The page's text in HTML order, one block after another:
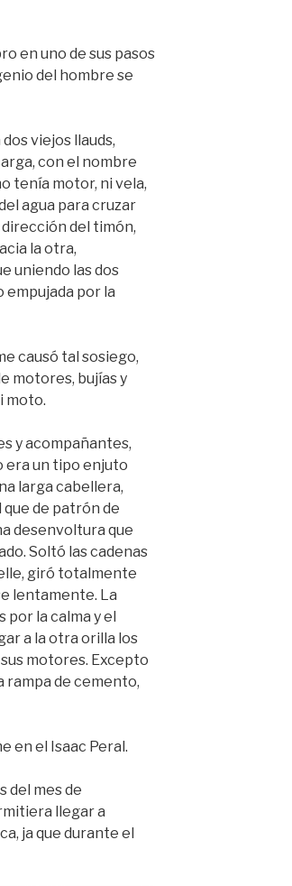
en uno de sus pasos
del hombre se
viejos llauds,
con el nombre
tenía motor, ni vela,
agua para cruzar
del timón,
la otra,
uniendo las dos
empujada por la
causó tal sosiego,
motores, bujías y
moto.
y acompañantes,
era un tipo enjuto
larga cabellera,
de patrón de
desenvoltura que
Soltó las cadenas
giró totalmente
lentamente. La
por la calma y el
a la otra orilla los
motores. Excepto
rampa de cemento,
en el Isaac Peral.
del mes de
llegar a
ja que durante el